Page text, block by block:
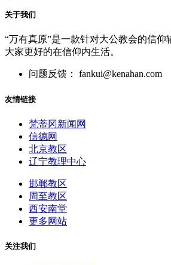
关于我们
“万有真原”是一款针对大公教会的信仰
大家更好的在信仰内生活。
问题反馈： fankui@kenahan.com
友情链接
梵蒂冈新闻网
信德网
北京教区
辽宁教理中心
邯郸教区
周至教区
西安南堂
更多网站
关注我们